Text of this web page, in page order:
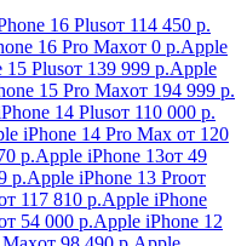
16 Plusот 114 450 р.
16 Pro Maxот 0 р.Apple
15 Plusот 139 999 р.Apple
15 Pro Maxот 194 999 р.
14 Plusот 110 000 р.
iPhone 14 Pro Max от 120
р.Apple iPhone 13от 49
р.Apple iPhone 13 Proот
117 810 р.Apple iPhone
54 000 р.Apple iPhone 12